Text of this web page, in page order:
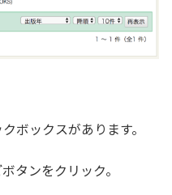
ボックスがあります。
ボタンをクリック。